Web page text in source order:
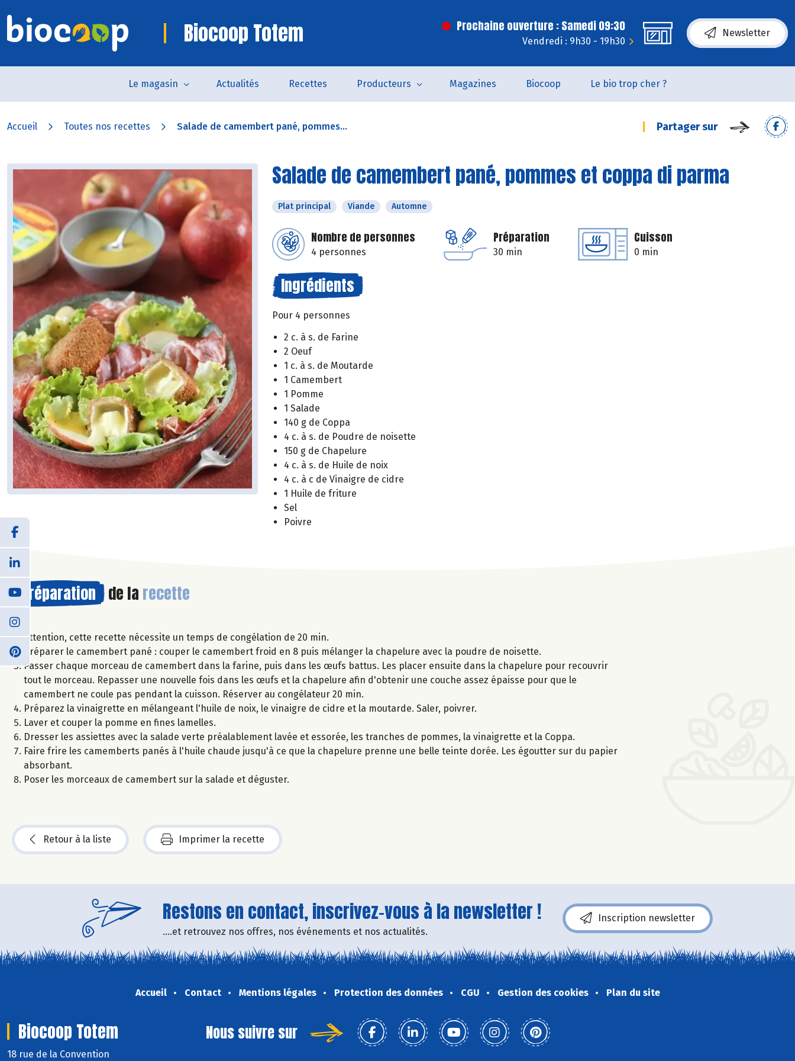
Biocoop Totem Prochaine ouverture : Samedi 09:30
Vendredi : 9h30 - 19h30
Newsletter
Le magasin Actualités Recettes Producteurs Magazines Biocoop Le bio trop cher ?
Accueil Toutes nos recettes Salade de camembert pané, pommes... Partager sur
Salade de camembert pané, pommes et coppa di parma
Plat principal Viande Automne
Nombre de personnes
4 personnes
Préparation
30 min
Cuisson
0 min
Ingrédients
Pour 4 personnes
2 c. à s. de Farine
2 Oeuf
1 c. à s. de Moutarde
1 Camembert
1 Pomme
1 Salade
140 g de Coppa
4 c. à s. de Poudre de noisette
150 g de Chapelure
4 c. à s. de Huile de noix
4 c. à c de Vinaigre de cidre
1 Huile de friture
Sel
Poivre
Préparation de la recette
Attention, cette recette nécessite un temps de congélation de 20 min.
Préparer le camembert pané : couper le camembert froid en 8 puis mélanger la chapelure avec la poudre de noisette.
Passer chaque morceau de camembert dans la farine, puis dans les œufs battus. Les placer ensuite dans la chapelure pour recouvrir
tout le morceau. Repasser une nouvelle fois dans les œufs et la chapelure afin d'obtenir une couche assez épaisse pour que le
camembert ne coule pas pendant la cuisson. Réserver au congélateur 20 min.
Préparez la vinaigrette en mélangeant l'huile de noix, le vinaigre de cidre et la moutarde. Saler, poivrer.
Laver et couper la pomme en fines lamelles.
Dresser les assiettes avec la salade verte préalablement lavée et essorée, les tranches de pommes, la vinaigrette et la Coppa.
Faire frire les camemberts panés à l'huile chaude jusqu'à ce que la chapelure prenne une belle teinte dorée. Les égoutter sur du papier
absorbant.
Poser les morceaux de camembert sur la salade et déguster.
Retour à la liste Imprimer la recette
Restons en contact, inscrivez-vous à la newsletter !
....et retrouvez nos offres, nos événements et nos actualités.
Inscription newsletter
Accueil Contact Mentions légales Protection des données CGU Gestion des cookies Plan du site
Biocoop Totem
18 rue de la Convention
Nous suivre sur